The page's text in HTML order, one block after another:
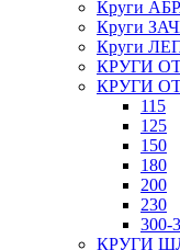
Круги
Круги
Круги
КРУГИ
КРУГИ
115
125
150
180
200
230
300-
КРУГИ